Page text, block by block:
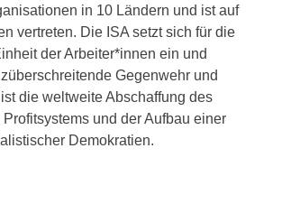
in 10 Ländern und ist auf
vertreten. Die ISA setzt sich für die
der Arbeiter*innen ein und
Gegenwehr und
die weltweite Abschaffung des
und der Aufbau einer
Demokratien.